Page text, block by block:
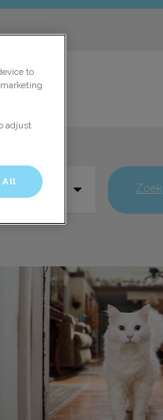
Zoek
to
adjust
All